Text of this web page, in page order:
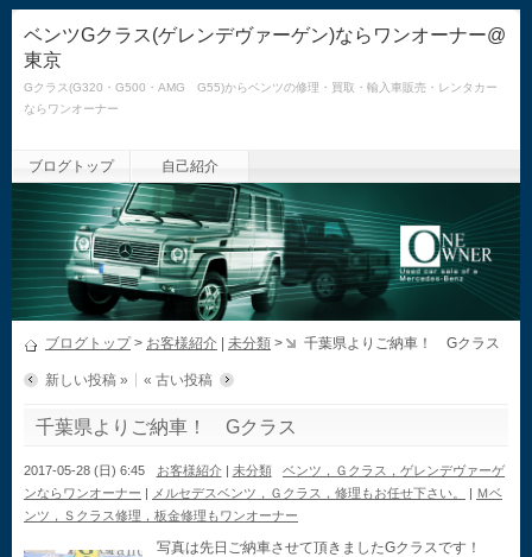
ベンツGクラス(ゲレンデヴァーゲン)ならワンオーナー@
東京
Gクラス(G320・G500・AMG G55)からベンツの修理・買取・輸入車販売・レンタカー
ならワンオーナー
ブログトップ 自己紹介
ブログトップ> お客様紹介 未分類 > 千葉県よりご納車！ Gクラス
新しい投稿 » « 古い投稿
千葉県よりご納車！ Gクラス
2017-05-28 (日) 6:45 お客様紹介| 未分類
ベンツ，Ｇクラス，ゲレンデヴァーゲ
ンならワンオーナー | メルセデスベンツ，Ｇクラス，修理もお任せ下さい。 | Ｍベ
ンツ，Ｓクラス修理，板金修理もワンオーナー
写真は先日ご納車させて頂きましたGクラスです！